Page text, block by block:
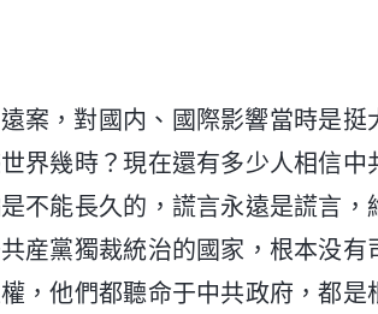
案，對國内、國際影響當時是挺
界幾時？現在還有多少人相信中
不能長久的，謊言永遠是謊言，
産黨獨裁統治的國家，根本没有
，他們都聽命于中共政府，都是